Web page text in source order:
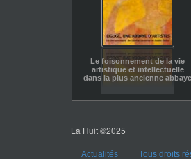
Le foisonnement de la vie
artistique et intellectuelle
dans la plus ancienne abbaye
La Huit ©2025
Actualités Tous droits